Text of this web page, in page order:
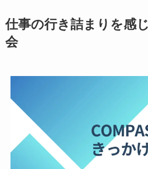
仕事の行き詰まりを感
会